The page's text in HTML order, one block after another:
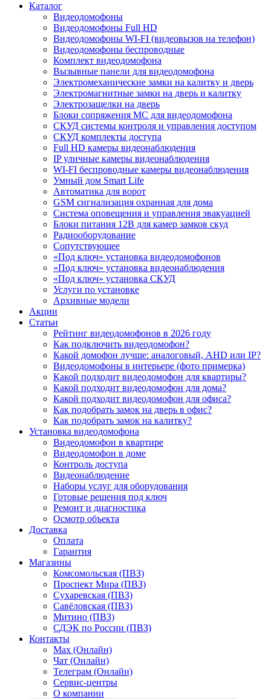
Каталог
Видеодомофоны
Видеодомофоны Full HD
Видеодомофоны WI-FI (видеовызов на телефон)
Видеодомофоны беспроводные
Комплект видеодомофона
Вызывные панели для видеодомофона
Электромеханические замки на калитку и дверь
Электромагнитные замки на дверь и калитку
Электрозащелки на дверь
Блоки сопряжения МС для видеодомофона
СКУД системы контроля и управления доступом
СКУД комплекты доступа
Full HD камеры видеонаблюдения
IP уличные камеры видеонаблюдения
WI-FI беспроводные камеры видеонаблюдения
Умный дом Smart Life
Автоматика для ворот
GSM сигнализация охранная для дома
Cистема оповещения и управления эвакуацией
Блоки питания 12В для камер замков скуд
Радиооборудование
Сопутствующее
«Под ключ» установка видеодомофонов
«Под ключ» установка видеонаблюдения
«Под ключ» установка СКУД
Услуги по установке
Архивные модели
Акции
Статьи
Рейтинг видеодомофонов в 2026 году
Как подключить видеодомофон?
Какой домофон лучше: аналоговый, AHD или IP?
Видеодомофоны в интерьере (фото примерка)
Какой подходит видеодомофон для квартиры?
Какой подходит видеодомофон для дома?
Какой подходит видеодомофон для офиса?
Как подобрать замок на дверь в офис?
Как подобрать замок на калитку?
Установка видеодомофона
Видеодомофон в квартире
Видеодомофон в доме
Контроль доступа
Видеонаблюдение
Наборы услуг для оборудования
Готовые решения под ключ
Ремонт и диагностика
Осмотр объекта
Доставка
Оплата
Гарантия
Магазины
Комсомольская (ПВЗ)
Проспект Мира (ПВЗ)
Сухаревская (ПВЗ)
Савёловская (ПВЗ)
Митино (ПВЗ)
СДЭК по России (ПВЗ)
Контакты
Max (Онлайн)
Чат (Онлайн)
Телеграм (Онлайн)
Сервис-центры
О компании